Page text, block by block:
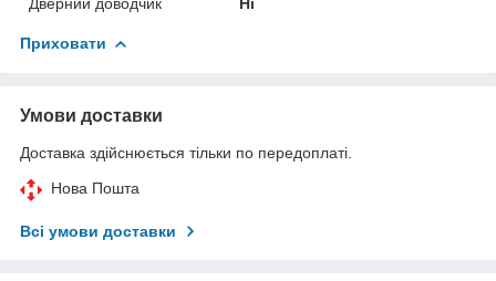
Приховати
Умови доставки
Доставка здійснюється тільки по передоплаті.
Нова Пошта
Всі умови доставки